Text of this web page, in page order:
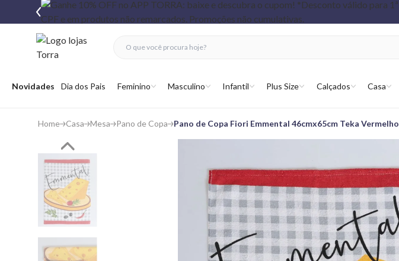
Abrir menu
Novidades Dia dos Pais Feminino Masculino Infantil Plus Size Calçados Casa
fechar menu
fechar menu
favoritos
Home Casa Mesa Pano de Copa Pano de Copa Fiori Emmental 46cmx65cm Teka Vermelho